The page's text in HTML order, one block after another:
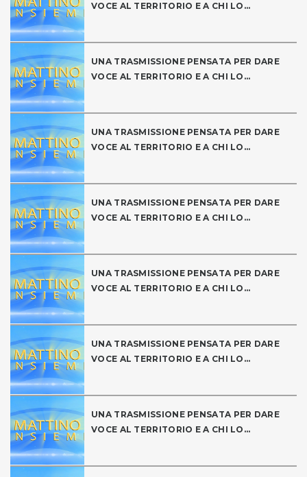
VOCE AL TERRITORIO E A CHI LO...
UNA TRASMISSIONE PENSATA PER DARE
VOCE AL TERRITORIO E A CHI LO...
UNA TRASMISSIONE PENSATA PER DARE
VOCE AL TERRITORIO E A CHI LO...
UNA TRASMISSIONE PENSATA PER DARE
VOCE AL TERRITORIO E A CHI LO...
UNA TRASMISSIONE PENSATA PER DARE
VOCE AL TERRITORIO E A CHI LO...
UNA TRASMISSIONE PENSATA PER DARE
VOCE AL TERRITORIO E A CHI LO...
UNA TRASMISSIONE PENSATA PER DARE
VOCE AL TERRITORIO E A CHI LO...